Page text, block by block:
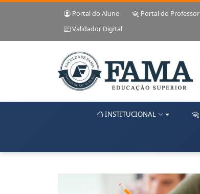
Portal do Aluno Portal do Professor
Validador Digital
INSTITUCIONAL